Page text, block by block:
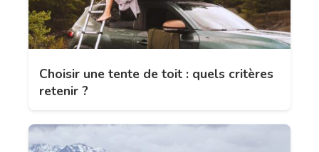
Choisir une tente de toit : quels critères
retenir ?